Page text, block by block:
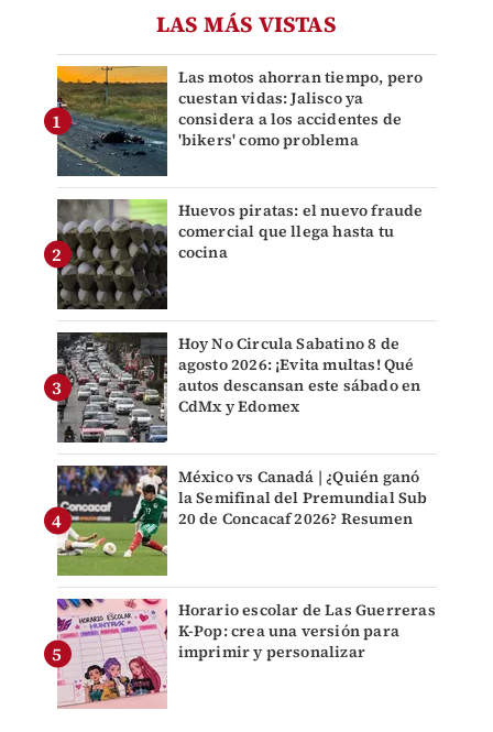
LAS MÁS VISTAS
Las motos ahorran tiempo, pero
cuestan vidas: Jalisco ya
considera a los accidentes de
'bikers' como problema
Huevos piratas: el nuevo fraude
comercial que llega hasta tu
cocina
Hoy No Circula Sabatino 8 de
agosto 2026: ¡Evita multas! Qué
autos descansan este sábado en
CdMx y Edomex
México vs Canadá | ¿Quién ganó
la Semifinal del Premundial Sub
20 de Concacaf 2026? Resumen
Horario escolar de Las Guerreras
K-Pop: crea una versión para
imprimir y personalizar